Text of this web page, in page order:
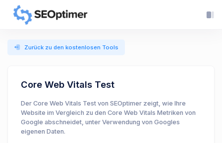
Zurück zu den kostenlosen Tools
Core Web Vitals Test
Der Core Web Vitals Test von SEOptimer zeigt, wie Ihre
Website im Vergleich zu den Core Web Vitals Metriken von
Google abschneidet, unter Verwendung von Googles
eigenen Daten.